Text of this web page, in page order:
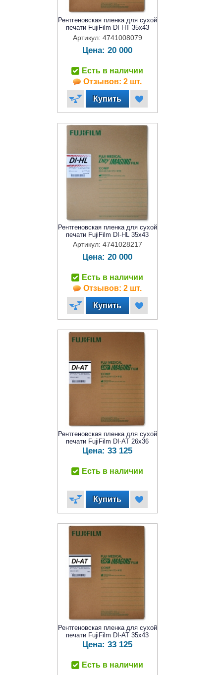
Рентгеновская пленка для сухой
печати FujiFilm DI-HT 35x43
Артикул: 4741008079
Цена: 20 000
Есть в наличии
Отзывов: 2 шт.
Рентгеновская пленка для сухой
печати FujiFilm DI-HL 35x43
Артикул: 4741028217
Цена: 20 000
Есть в наличии
Отзывов: 2 шт.
Рентгеновская пленка для сухой
печати FujiFilm DI-AT 26x36
Цена: 33 125
Есть в наличии
Рентгеновская пленка для сухой
печати FujiFilm DI-AT 35x43
Цена: 33 125
Есть в наличии